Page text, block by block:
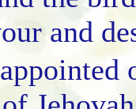
and